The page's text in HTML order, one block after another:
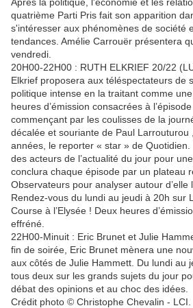
quatrième Parti Pris fait son apparition
s'intéresser aux phénomènes de société
tendances. Amélie Carrouër présentera
vendredi.
20H00-22H00 : RUTH ELKRIEF 20/22
Elkrief proposera aux téléspectateurs de
politique intense en la traitant comme
heures d’émission consacrées à
commençant par les coulisses de la
décalée et souriante de Paul Larrouturou
années, le reporter « star » de
des acteurs de l’actualité du jour pour
conclura chaque épisode par un plateau
Observateurs pour analyser autour d’elle
Rendez-vous du lundi au jeudi à 20h sur
Course à l’Elysée ! Deux heures
effréné.
22H00-Minuit : Eric Brunet et Julie
fin de soirée, Eric Brunet mènera une
aux côtés de Julie Hammett. Du lundi au
tous deux sur les grands sujets du jour
débat des opinions et au choc des idées.
Crédit photo © Christophe Chevalin - LCI.